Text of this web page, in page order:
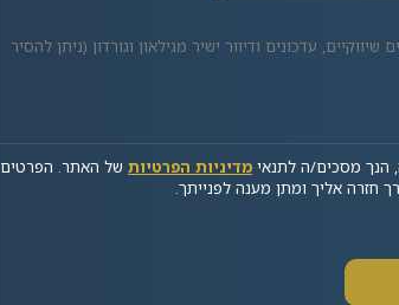
עדכונים ודיוור ישיר מגילאון וגורדון (ניתן להסיר
הנך מסכים/ה לתנאי מדיניות הפרטיות של האתר. הפרטים
חזרה אליך ומתן מענה לפנייתך.